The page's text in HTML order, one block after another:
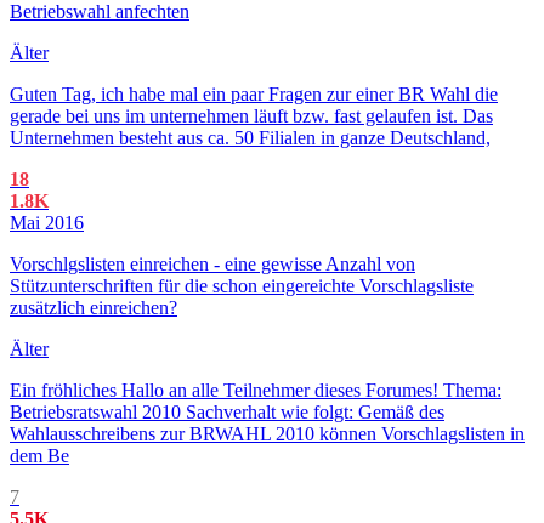
Betriebswahl anfechten
Älter
Guten Tag, ich habe mal ein paar Fragen zur einer BR Wahl die
gerade bei uns im unternehmen läuft bzw. fast gelaufen ist. Das
Unternehmen besteht aus ca. 50 Filialen in ganze Deutschland,
18
1.8K
Mai 2016
Vorschlgslisten einreichen - eine gewisse Anzahl von
Stützunterschriften für die schon eingereichte Vorschlagsliste
zusätzlich einreichen?
Älter
Ein fröhliches Hallo an alle Teilnehmer dieses Forumes! Thema:
Betriebsratswahl 2010 Sachverhalt wie folgt: Gemäß des
Wahlausschreibens zur BRWAHL 2010 können Vorschlagslisten in
dem Be
7
5.5K